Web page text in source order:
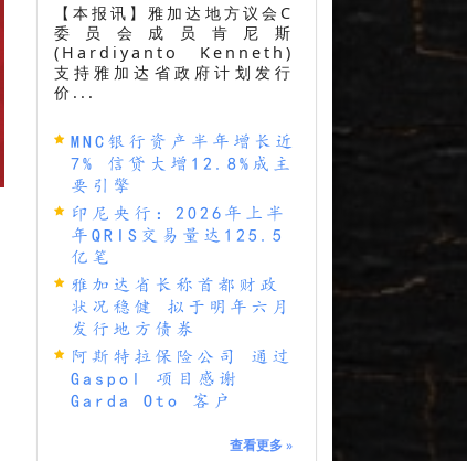
【本报讯】雅加达地方议会C
委员会成员肯尼斯
(Hardiyanto Kenneth)
支持雅加达省政府计划发行
价...
MNC银行资产半年增长近
7% 信贷大增12.8%成主
要引擎
印尼央行：2026年上半
年QRIS交易量达125.5
亿笔
雅加达省长称首都财政
状况稳健 拟于明年六月
发行地方债券
阿斯特拉保险公司 通过
Gaspol 项目感谢
Garda Oto 客户
查看更多 »